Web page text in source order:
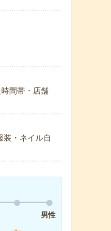
間帯・店舗
・ネイル自
男性